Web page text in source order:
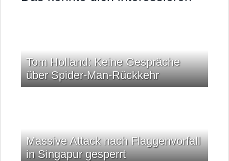
Tom Holland: Keine Gespräche
über Spider-Man-Rückkehr
Massive Attack nach Flaggenvorfall
in Singapur gesperrt